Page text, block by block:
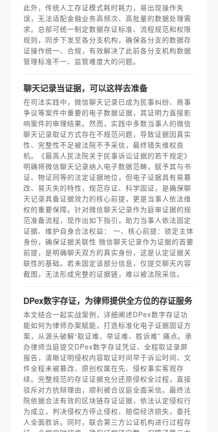
此外，传统人工存证模式耗时耗力，易出现操作失
误，无法适配金融业务高频次、高批量的数据处理需
求。总部可统一制定数据存证标准、流程规范和权限
规则，同步下发至各分支机构，确保各分支的数据存
证操作统一、合规，有效解决了此前各分支机构数据
管理标准不一、监管难度大的问题。
聊天记录当证据，可以这样去准备
在司法实践中，微信聊天记录已成为民事纠纷、商事
争议等案件中重要的电子数据证据，其证明力直接影
响案件的审理结果。然而，实践中多数当事人的微信
聊天记录取证方式存在不规范问题，导致证据因真实
性、完整性不足被法院不予采信，最终错失维权良
机。《最高人民法院关于民事诉讼证据的若干规定》
明确将微信聊天记录纳入电子数据范畴，赋予其与书
证、物证同等的法定证据地位，但电子证据具有易篡
改、易灭失的特性，规范存证、科学固证，是确保聊
天记录具备证据效力的核心前提，更是当事人依法维
权的重要保障。针对微信聊天记录作为庭审证据的规
范准备流程，现作出如下指引，助力当事人依法固定
证据、维护自身合法权益： 一、核心前提：锁定主体
身份，确保证据关联性 微信聊天记录作为证据的首要
前提，是明确聊天双方的真实身份，这是认定证据关
联性的基础。若未固定该部分信息，仅提交聊天内容
截图，无法形成完整的证据链，难以被法院采信。
DPex数字存证，为律师提供全方位的存证服务
本文结合一起实战案例，详细阐述DPex数字存证功
能如何为律师办案赋能，打造标准化电子证据固证方
案，从源头破解“取证难、举证难、胜诉难” 痛点。承
办律师当庭提交DPex数字存证凭证、全程取证录屏
报告，清晰证明侵权内容取证时间早于诉讼时间、文
件全程未被篡改、原创权属在先、侵权事实客观存
续。完整规范的存证证据充分还原侵权全过程，直接
驳斥对方抗辩理由，顺利被合议庭全面采信。最终法
院依据合法有效的区块链存证证据，依法认定侵权行
为成立，判决侵权方停止侵权、赔偿经济损失，委托
人全面胜诉。同时，联合第三方公证机构进行过程存